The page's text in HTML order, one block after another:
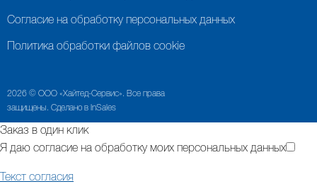
2026 © ООО «Хайтед-Сервис». Все права
защищены. Сделано в InSales
Согласие на обработку персональных данных
Политика обработки файлов cookie
Заказ в один клик
Я даю согласие на обработку моих персональных данных
Текст согласия